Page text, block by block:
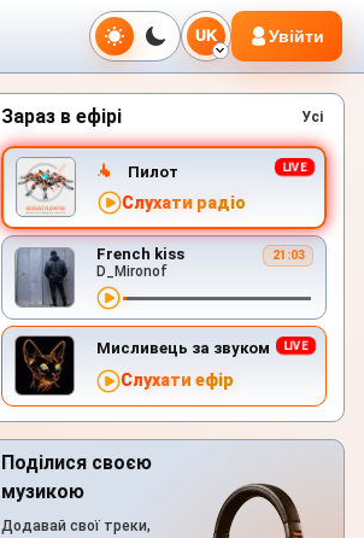
UK Увійти
Зараз в ефірі Усі
Пилот
Слухати радіо
French kiss 21:03
D_Mironof
Мисливець за звуком
Слухати ефір
Поділися своєю
музикою
Додавай свої треки,